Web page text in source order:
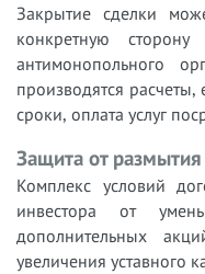
Закрытие сделки
конкретную сторону
антимонопольного
производятся
сроки, оплата услуг
Защита от размытия
Комплекс условий
инвестора от
дополнительных
увеличения уставного